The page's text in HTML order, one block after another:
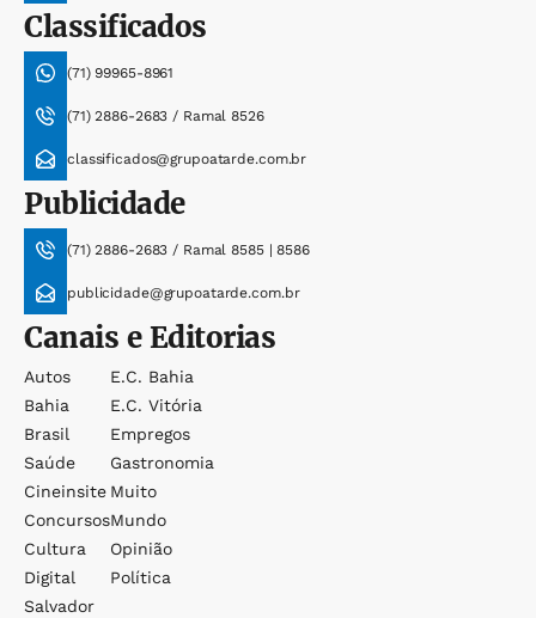
Classificados
(71) 99965-8961
(71) 2886-2683 / Ramal 8526
classificados@grupoatarde.com.br
Publicidade
(71) 2886-2683 / Ramal 8585 | 8586
publicidade@grupoatarde.com.br
Canais e Editorias
Autos
Bahia
Brasil
Saúde
Cineinsite
Concursos
Cultura
Digital
Salvador
E.c. Bahia
E.c. Vitória
Empregos
Gastronomia
Muito
Mundo
Opinião
Política